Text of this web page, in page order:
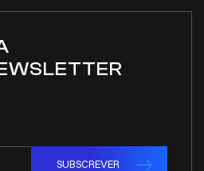
SUBSCREVER